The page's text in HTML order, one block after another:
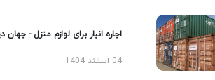
اجاره انبار برای لوازم منزل - جهان دپو
04 اسفند 1404